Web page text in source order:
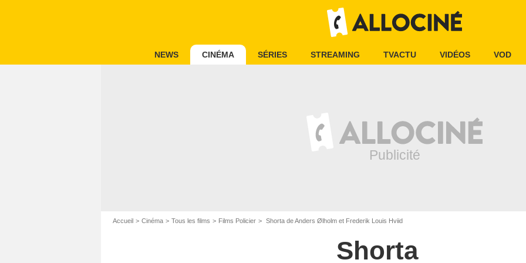
NEWS CINÉMA SÉRIES STREAMING TVACTU VIDÉOS VOD
Accueil Cinéma Tous les films Films Policier Shorta de Anders Ølholm et Frederik Louis Hviid
Shorta